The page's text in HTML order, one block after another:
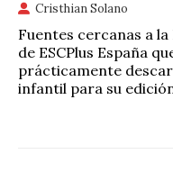
Cristhian Solano
Fuentes cercanas a
de ESCPlus España
prácticamente
infantil para su